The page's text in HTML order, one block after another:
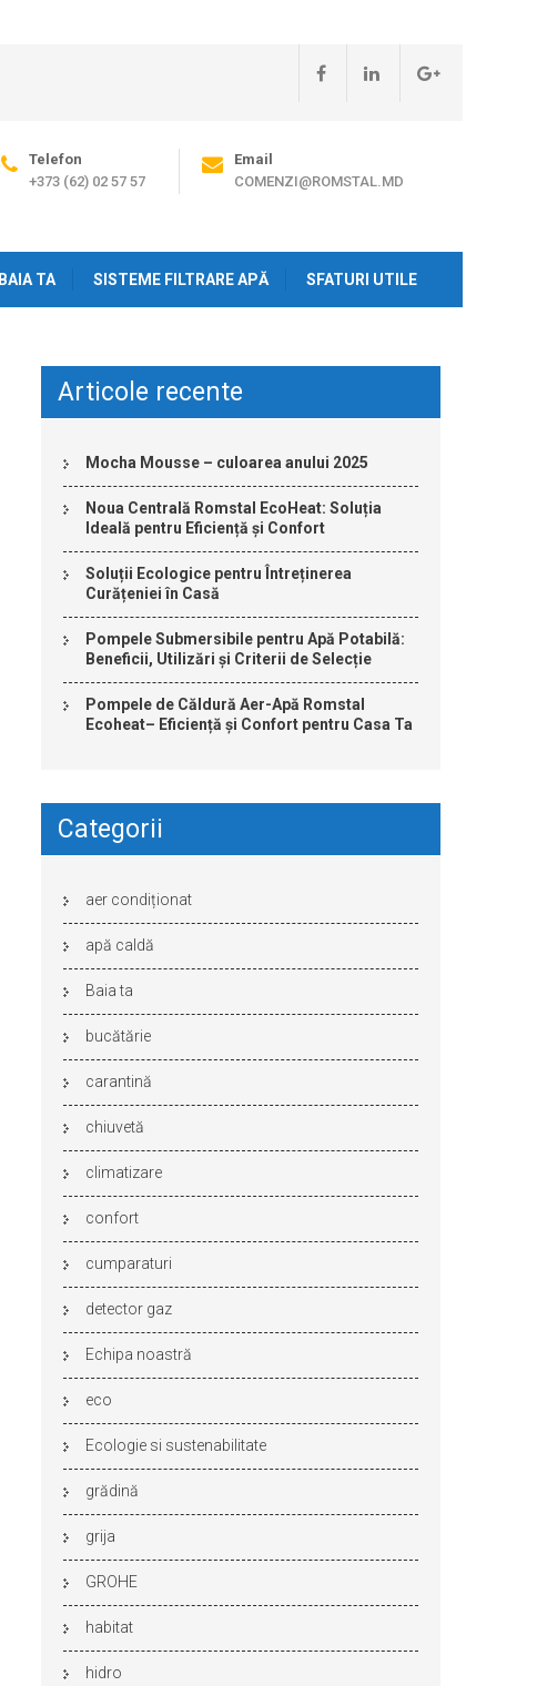
Telefon
+373 (62) 02 57 57
Email
COMENZI@ROMSTAL.MD
BAIA TA SISTEME FILTRARE APĂ SFATURI UTILE
Articole recente
Mocha Mousse – culoarea anului 2025
Noua Centrală Romstal EcoHeat: Soluția
Ideală pentru Eficiență și Confort
Soluții Ecologice pentru Întreținerea
Curățeniei în Casă
Pompele Submersibile pentru Apă Potabilă:
Beneficii, Utilizări și Criterii de Selecție
Pompele de Căldură Aer-Apă Romstal
Ecoheat– Eficiență și Confort pentru Casa Ta
Categorii
aer condiționat
apă caldă
Baia ta
bucătărie
carantină
chiuvetă
climatizare
confort
cumparaturi
detector gaz
Echipa noastră
eco
Ecologie si sustenabilitate
grădină
grija
GROHE
habitat
hidro